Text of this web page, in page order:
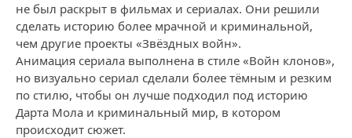
не был раскрыт в фильмах и сериалах. Они решили
сделать историю более мрачной и криминальной,
чем другие проекты «Звёздных войн».
Анимация сериала выполнена в стиле «Войн клонов»,
но визуально сериал сделали более тёмным и резким
по стилю, чтобы он лучше подходил под историю
Дарта Мола и криминальный мир, в котором
происходит сюжет.